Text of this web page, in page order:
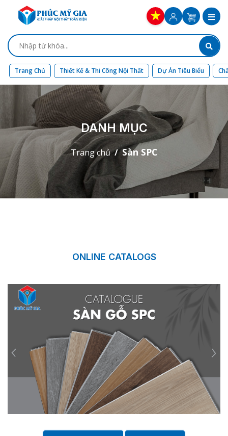
Trang Chủ Thiết Kế & Thi Công Nội Thất Dự Án Tiêu Biểu
DANH MỤC
Trang chủ Sàn SPC
ONLINE CATALOGS